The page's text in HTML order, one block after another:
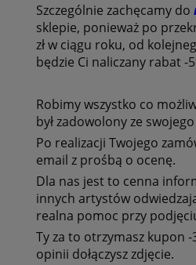
Szczególnie zachęcamy do
sklepie, ponieważ po
zł w ciągu roku, od
będzie Ci naliczany rabat -
Robimy wszystko co
był zadowolony ze
Po realizacji Twojego
email z prośbą o ocenę.
Dla nas jest to cenna
innych artystów
realna pomoc przy
Ty za to otrzymasz kupon -
opinii dołączysz zdjęcie.